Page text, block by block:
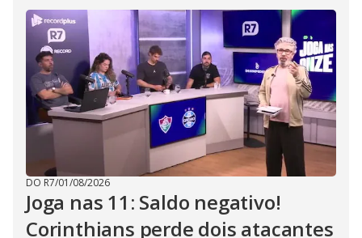
DO R7/01/08/2026
Joga nas 11: Saldo negativo!
Corinthians perde dois atacantes